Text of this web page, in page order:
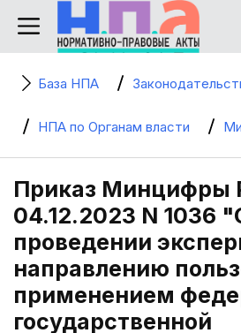
База НПА
НПА по Органам власти
Приказ Минцифры
04.12.2023 N 1036
проведении
направлению
применением
государственной